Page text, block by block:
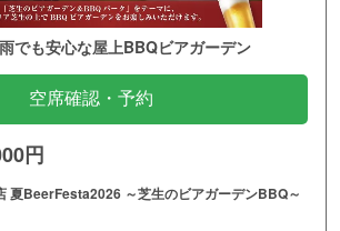
でも安心な屋上BBQビアガーデン
空席確認・予約
円
夏BeerFesta2026 ～芝生のビアガーデンBBQ～